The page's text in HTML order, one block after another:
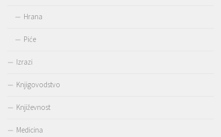
Hrana
Piće
Izrazi
Knjigovodstvo
Književnost
Medicina